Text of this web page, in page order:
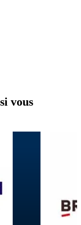
vous